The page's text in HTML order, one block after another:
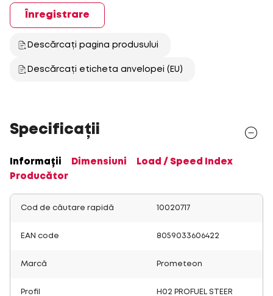
Înregistrare
Descărcați pagina produsului
Descărcați eticheta anvelopei (EU)
Specificații
Informații Dimensiuni
Load / Speed Index
Producător
Cod de căutare rapidă 10020717
EAN code 8059033606422
Marcă Prometeon
Profil H02 PROFUEL STEER